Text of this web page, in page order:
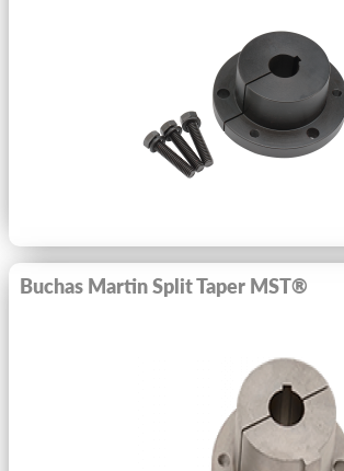
Ver Mais
Ver Mais
Buchas Martin Split Taper MST®